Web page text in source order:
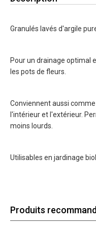
Granulés lavés d'argile
Pour un drainage optimal
les pots de fleurs.
Conviennent aussi
l'intérieur et l'extérieur.
moins lourds.
Utilisables en jardinage
Produits